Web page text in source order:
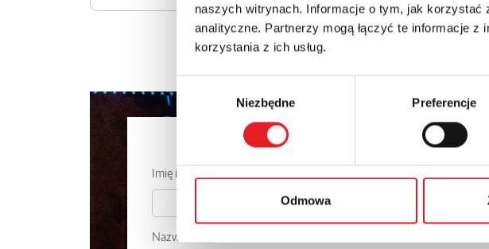
naszych witrynach. Informacje o tym, jak korzystać
analityczne. Partnerzy mogą łączyć te informacje
korzystania z ich usług.
Niezbędne Preferencje
Odmowa
Zapytaj o szczegóły oferty
Imię i nazwisko: *
Nazwa firmy: